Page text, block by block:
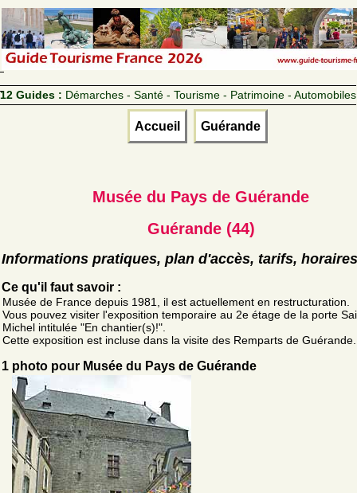
12 Guides : Démarches - Santé - Tourisme - Patrimoine - Automobiles
Accueil Guérande
Musée du Pays de Guérande
Guérande (44)
Informations pratiques, plan d'accès, tarifs, horaires
Ce qu'il faut savoir :
Musée de France depuis 1981, il est actuellement en restructuration.
Vous pouvez visiter l'exposition temporaire au 2e étage de la porte
Michel intitulée "En chantier(s)!".
Cette exposition est incluse dans la visite des Remparts de Guérande.
1 photo pour Musée du Pays de Guérande